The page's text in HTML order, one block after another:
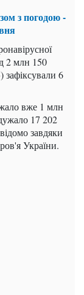
з погодою -
2 млн 150
зафіксували 6
вже 1 млн
17 202
завдяки
України.